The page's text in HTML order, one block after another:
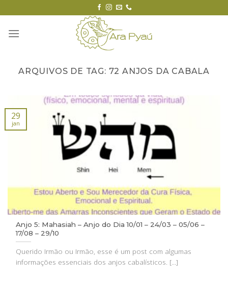
to
content
ARQUIVOS DE TAG: 72 ANJOS DA CABALA
Anjo 5: Mahasiah – Anjo do Dia 10/01 – 24/03 – 05/06 –
17/08 – 29/10
Querido Irmão ou Irmão, esse é um post com algumas
informações essenciais dos anjos cabalísticos. [...]
29
jan